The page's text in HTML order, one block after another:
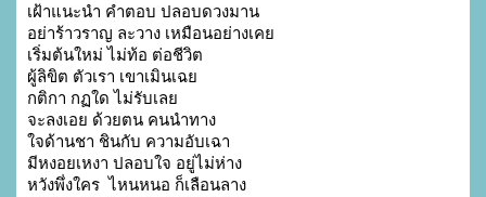
เฝ้าแนะนำ คำตอบ ปลอบดวงมาน
อย่าร้าวราญ ละวาง เหมือนอย่างเคย
เริ่มต้นใหม่ ไม่ท้อ ต่อชีวิต
ผู้ลิขิต ตัวเรา เขาเมินเฉย
กติกา กฏใด ไม่รับเลย
จะลงเอย ด้วยตน คนนำทาง
ใจด้านชา ชินกับ ความอับเฉา
มีหงอยเหงา ปลอบใจ อยู่ไม่ห่าง
หวังพึ่งใคร  ไหนหนอ ก็เลือนลาง